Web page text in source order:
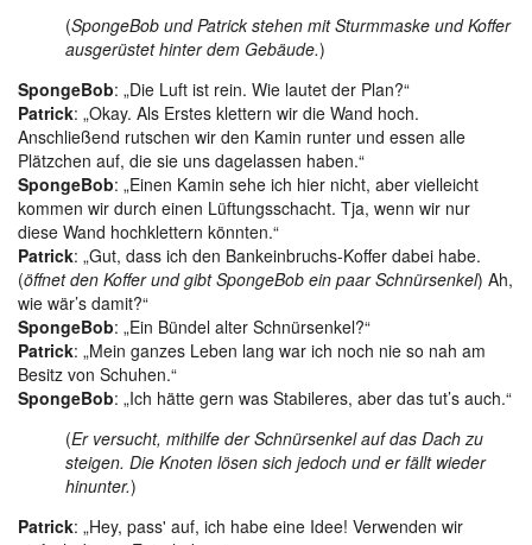
(SpongeBob und Patrick stehen mit Sturmmaske und Koffer
ausgerüstet hinter dem Gebäude.)
SpongeBob: „Die Luft ist rein. Wie lautet der Plan?“
Patrick: „Okay. Als Erstes klettern wir die Wand hoch.
Anschließend rutschen wir den Kamin runter und essen alle
Plätzchen auf, die sie uns dagelassen haben.“
SpongeBob: „Einen Kamin sehe ich hier nicht, aber vielleicht
kommen wir durch einen Lüftungsschacht. Tja, wenn wir nur
diese Wand hochklettern könnten.“
Patrick: „Gut, dass ich den Bankeinbruchs-Koffer dabei habe.
(öffnet den Koffer und gibt SpongeBob ein paar Schnürsenkel) Ah,
wie wär’s damit?“
SpongeBob: „Ein Bündel alter Schnürsenkel?“
Patrick: „Mein ganzes Leben lang war ich noch nie so nah am
Besitz von Schuhen.“
SpongeBob: „Ich hätte gern was Stabileres, aber das tut’s auch.“
(Er versucht, mithilfe der Schnürsenkel auf das Dach zu
steigen. Die Knoten lösen sich jedoch und er fällt wieder
hinunter.)
Patrick: „Hey, pass' auf, ich habe eine Idee! Verwenden wir